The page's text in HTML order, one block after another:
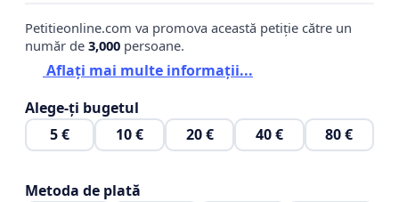
Petitieonline.com va promova această petiție către un
număr de 3,000 persoane.
Aflați mai multe informații...
Alege-ți bugetul
5 €
10 € 20 € 40 € 80 €
Metoda de plată